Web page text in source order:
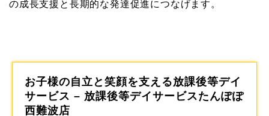
の成長支援と長期的な発達促進につなげます。
お子様の自立と笑顔を支える放課後等デイ
サービス – 放課後等デイサービスたんぽぽ
西難波店